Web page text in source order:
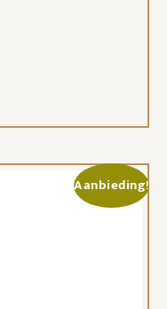
Aanbieding!